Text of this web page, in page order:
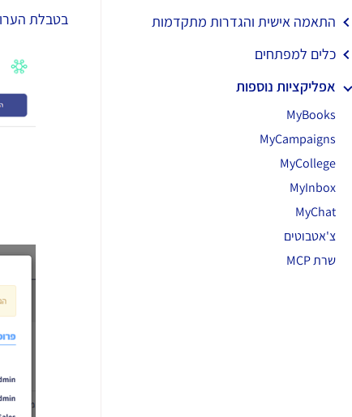
התאמה אישית והגדרות מתקדמות
כלים למפתחים
אפליקציות נוספות
MyBooks
MyCampaigns
MyCollege
MyInbox
MyChat
צ'אטבוטים
שרת MCP
בטבלת